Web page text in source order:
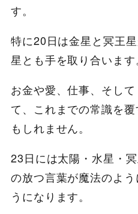
す。
特に20日は金星と冥王
星とも手を取り合います
お金や愛、仕事、そし
て、これまでの常識を
もしれません。
23日には太陽・水星・
の放つ言葉が魔法のよ
うになります。